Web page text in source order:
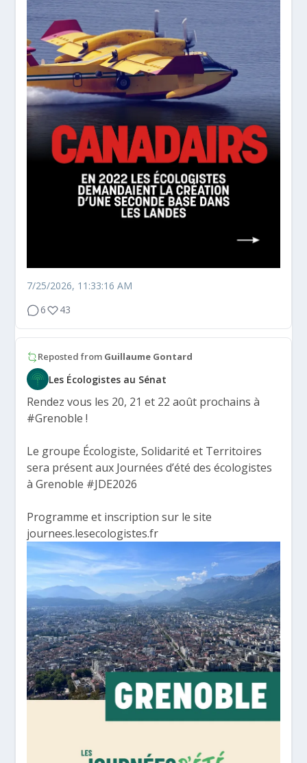
7/25/2026, 11:33:16 AM
6
43
Reposted from Guillaume Gontard
Les Écologistes au Sénat
Rendez vous les 20, 21 et 22 août prochains à
#Grenoble !
Le groupe Écologiste, Solidarité et Territoires
sera présent aux Journées d’été des écologistes
à Grenoble #JDE2026
Programme et inscription sur le site
journees.lesecologistes.fr